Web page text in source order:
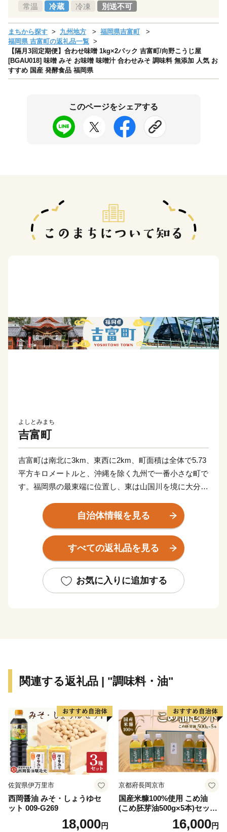
常温 冷蔵 冷凍 別送不可
まちから探す 九州地方
福岡県吉富町
福岡県 吉富町の返礼品一覧
【隔月3回定期便】合わせ味噌 1kg×2パック 吉富町/向野こうじ屋
[BGAU018] 味噌 みそ お味噌 味噌汁 合わせみそ 調味料 無添加 人気 お
すすめ 国産 発酵食品 福岡県
このページをシェアする
よしとみまち
吉富町
吉富町は南北に3km、東西に2km、町面積は全体で5.73
平方キロメートルと、沖縄を除く九州で一番小さな町で
す。福岡県の最東端に位置し、東は山国川を境に大分県
は波静かな周防灘に面しています。
町の東西を流れる山国川と佐井川の清流と清々とした空
気にはぐくまれ自然環境に恵まれた、北九州から50km
圏内に位置する肥よくな土地の田園町です。
をとるという神事である「細男舞・神相撲（国指定重要
文化財）」などの文化的遺産も多く保存されています。
自治体情報を見る
すべての返礼品を見る
お気に入りに追加する
関連する返礼品 | "調味料・油"
佐賀県伊万里市
西岡醤油 みそ・しょうゆセ
ット 009-G269
18,000円
京都府長岡京市
国産米糠100%使用 こめ油
(こめ胚芽油500g×5本)セット
16,000円